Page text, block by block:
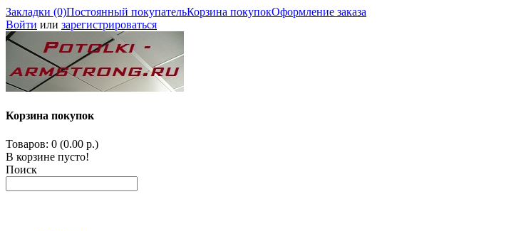
Закладки (0)Постоянный покупательКорзина покупокОформление заказа
Войти или зарегистрироваться
Корзина покупок
Товаров: 0 (0.00 р.)
В корзине пусто!
Поиск